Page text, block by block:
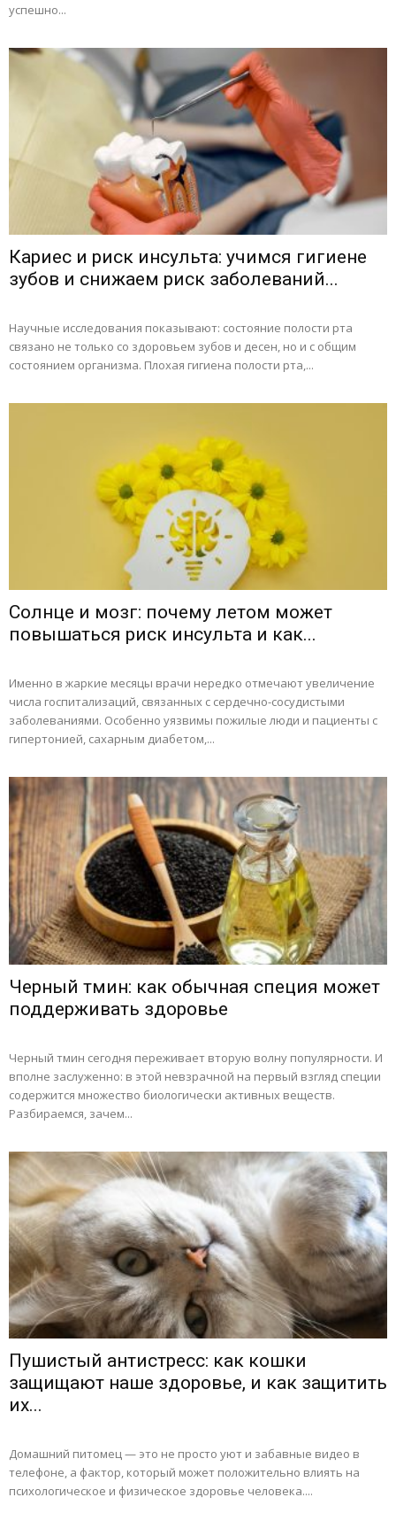
успешно...
Кариес и риск инсульта: учимся гигиене
зубов и снижаем риск заболеваний...
Научные исследования показывают: состояние полости рта
связано не только со здоровьем зубов и десен, но и с общим
состоянием организма. Плохая гигиена полости рта,...
Солнце и мозг: почему летом может
повышаться риск инсульта и как...
Именно в жаркие месяцы врачи нередко отмечают увеличение
числа госпитализаций, связанных с сердечно-сосудистыми
заболеваниями. Особенно уязвимы пожилые люди и пациенты с
гипертонией, сахарным диабетом,...
Черный тмин: как обычная специя может
поддерживать здоровье
Черный тмин сегодня переживает вторую волну популярности. И
вполне заслуженно: в этой невзрачной на первый взгляд специи
содержится множество биологически активных веществ.
Разбираемся, зачем...
Пушистый антистресс: как кошки
защищают наше здоровье, и как защитить
их...
Домашний питомец — это не просто уют и забавные видео в
телефоне, а фактор, который может положительно влиять на
психологическое и физическое здоровье человека....